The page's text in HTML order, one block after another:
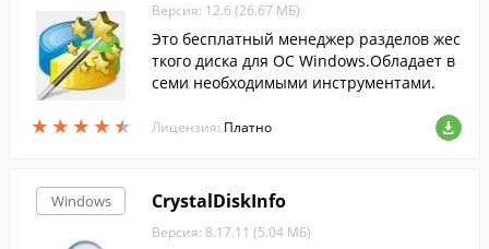
★ ★ ★ ★ ★
★ ★ ★ ★ ★
Версия: 12.6 (26.67 МБ)
Это бесплатный менеджер разделов жес
ткого диска для ОС Windows.Обладает в
семи необходимыми инструментами.
Лицензия: Платно
Windows CrystalDiskInfo
Версия: 8.17.11 (5.04 МБ)